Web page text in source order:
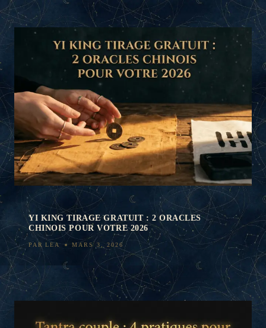
YI KING TIRAGE GRATUIT : 2 ORACLES
CHINOIS POUR VOTRE 2026
PAR LEA MARS 3, 2026